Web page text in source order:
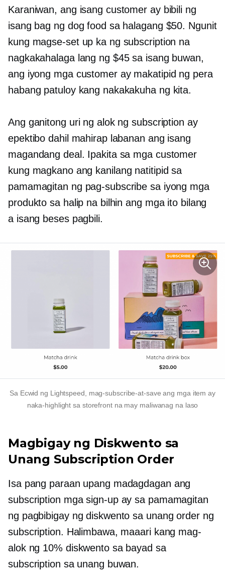
Karaniwan, ang isang customer ay bibili ng
isang bag ng dog food sa halagang $50. Ngunit
kung magse-set up ka ng subscription na
nagkakahalaga lang ng $45 sa isang buwan,
ang iyong mga customer ay makatipid ng pera
habang patuloy kang nakakakuha ng kita.
Ang ganitong uri ng alok ng subscription ay
epektibo dahil mahirap labanan ang isang
magandang deal. Ipakita sa mga customer
kung magkano ang kanilang natitipid sa
pamamagitan ng pag-subscribe sa iyong mga
produkto sa halip na bilhin ang mga ito bilang
a isang besespagbili.
Sa Ecwid ng Lightspeed, mag-subscribe-at-save ang mga item ay
naka-highlight sa storefront na may maliwanag na laso
Magbigay ng Diskwento sa
Unang Subscription Order
Isa pang paraan upang madagdagan ang
subscription mga sign-upay sa pamamagitan
ng pagbibigay ng diskwento sa unang order ng
subscription. Halimbawa, maaari kang mag-
alok ng 10% diskwento sa bayad sa
subscription sa unang buwan.